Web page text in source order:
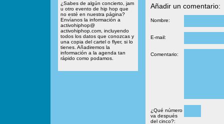
¿Sabes de algún concierto, jam
u otro evento de hip hop que
no esté en nuestra página?
Envíanos la información a
activohiphop@
activohiphop.com, incluyendo
todos los datos que conozcas y
una copia del cartel o flyer, si lo
tienes. Añadiremos la
información a la agenda tan
rápido como podamos.
Añadir un comentario:
Nombre:
E-mail:
Comentario:
¿Qué número
va después
del cinco?: